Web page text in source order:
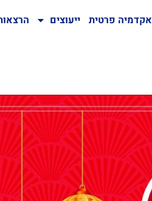
אקדמיה פרטית ייעוצים